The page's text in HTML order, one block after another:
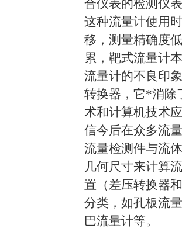
合仪表的检测仪
这种流量计使用
移，测量精确度
累，靶式流量计
流量计的不良印
转换器，它*消除
术和计算机技术
信今后在众多流
流量检测件与流
几何尺寸来计算
置（差压转换器
分类，如孔板流
巴流量计等。